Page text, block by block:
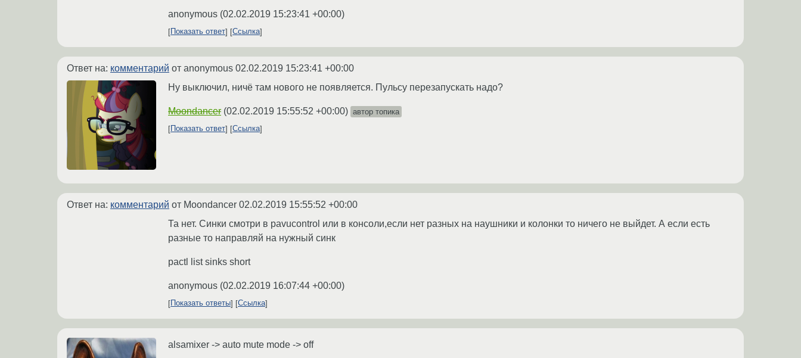
anonymous (02.02.2019 15:23:41 +00:00)
Показать ответ Ссылка
Ответ на: комментарий от anonymous 02.02.2019 15:23:41 +00:00
Ну выключил, ничё там нового не появляется. Пульсу перезапускать надо?
Moondancer (02.02.2019 15:55:52 +00:00) автор топика
Показать ответ
Ссылка
Ответ на: комментарий от Moondancer 02.02.2019 15:55:52 +00:00
Та нет. Синки смотри в pavucontrol или в консоли,если нет разных на наушники и колонки то ничего не выйдет. А если есть
разные то направляй на нужный синк
pactl list sinks short
anonymous (02.02.2019 16:07:44 +00:00)
Показать ответы Ссылка
alsamixer -> auto mute mode -> off